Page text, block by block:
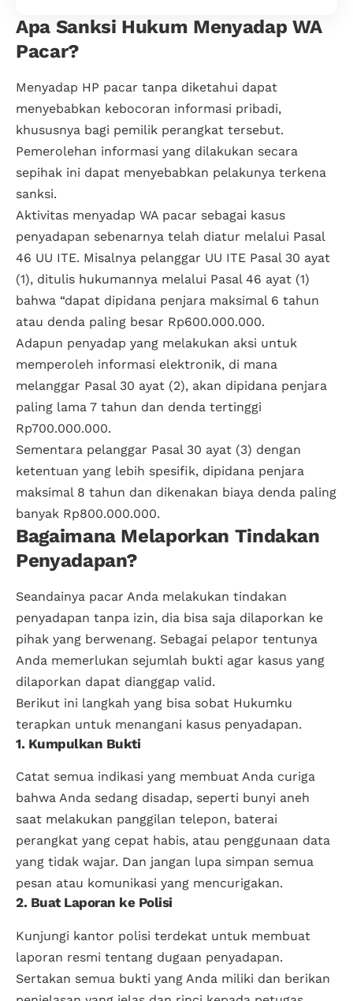
Apa Sanksi Hukum Menyadap WA
Pacar?
Menyadap HP pacar tanpa diketahui dapat
menyebabkan kebocoran informasi pribadi,
khususnya bagi pemilik perangkat tersebut.
Pemerolehan informasi yang dilakukan secara
sepihak ini dapat menyebabkan pelakunya terkena
sanksi.
Aktivitas menyadap WA pacar sebagai kasus
penyadapan sebenarnya telah diatur melalui Pasal
46 UU ITE. Misalnya pelanggar UU ITE Pasal 30 ayat
(1), ditulis hukumannya melalui Pasal 46 ayat (1)
bahwa “dapat dipidana penjara maksimal 6 tahun
atau denda paling besar Rp600.000.000.
Adapun penyadap yang melakukan aksi untuk
memperoleh informasi elektronik, di mana
melanggar Pasal 30 ayat (2), akan dipidana penjara
paling lama 7 tahun dan denda tertinggi
Rp700.000.000.
Sementara pelanggar Pasal 30 ayat (3) dengan
ketentuan yang lebih spesifik, dipidana penjara
maksimal 8 tahun dan dikenakan biaya denda paling
banyak Rp800.000.000.
Bagaimana Melaporkan Tindakan
Penyadapan?
Seandainya pacar Anda melakukan tindakan
penyadapan tanpa izin, dia bisa saja dilaporkan ke
pihak yang berwenang. Sebagai pelapor tentunya
Anda memerlukan sejumlah bukti agar kasus yang
dilaporkan dapat dianggap valid.
Berikut ini langkah yang bisa sobat Hukumku
terapkan untuk menangani kasus penyadapan.
1. Kumpulkan Bukti
Catat semua indikasi yang membuat Anda curiga
bahwa Anda sedang disadap, seperti bunyi aneh
saat melakukan panggilan telepon, baterai
perangkat yang cepat habis, atau penggunaan data
yang tidak wajar. Dan jangan lupa simpan semua
pesan atau komunikasi yang mencurigakan.
2. Buat Laporan ke Polisi
Kunjungi kantor polisi terdekat untuk membuat
laporan resmi tentang dugaan penyadapan.
Sertakan semua bukti yang Anda miliki dan berikan